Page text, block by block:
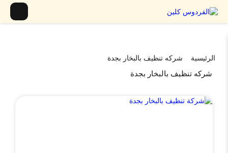
الرئيسية شركه تنظيف بالبخار بجدة
شركه تنظيف بالبخار بجدة